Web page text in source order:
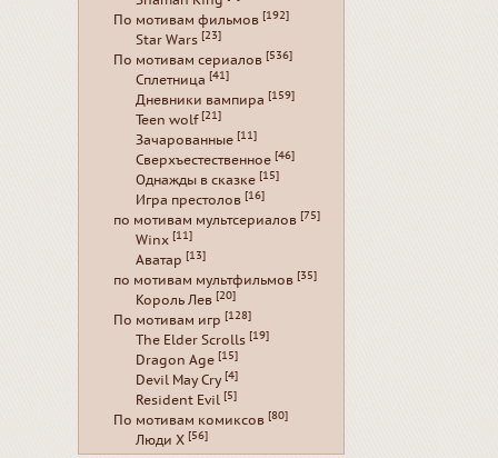
По мотивам фильмов [192]
Star Wars [23]
По мотивам сериалов [536]
Сплетница [41]
Дневники вампира [159]
Teen wolf [21]
Зачарованные [11]
Сверхъестественное [46]
Однажды в сказке [15]
Игра престолов [16]
по мотивам мультсериалов [75]
Winx [11]
Аватар [13]
по мотивам мультфильмов [35]
Король Лев [20]
По мотивам игр [128]
The Elder Scrolls [19]
Dragon Age [15]
Devil May Cry [4]
Resident Evil [5]
По мотивам комиксов [80]
Люди Х [56]